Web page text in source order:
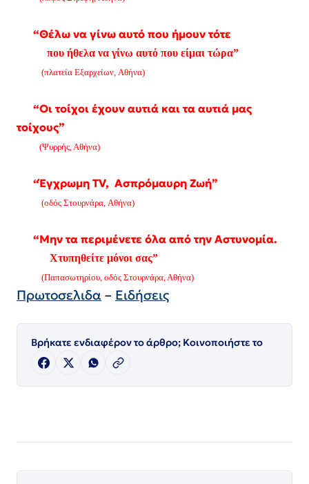
“Θέλω να γίνω αυτό που ήμουν τότε
που ήθελα να γίνω αυτό που είμαι τώρα”
(πλατεία Εξαρχείων, Αθήνα)
“Οι τοίχοι έχουν αυτιά και τα αυτιά μας
τοίχους”
(Ψυρρής, Αθήνα)
“Έγχρωμη TV, Ασπρόμαυρη Ζωή”
(οδός Στουρνάρα, Αθήνα)
“Μην τα περιμένετε όλα από την Αστυνομία.
Χτυπηθείτε μόνοι σας”
(Παπασωτηρίου, οδός Στουρνάρα, Αθήνα)
Πρωτοσελιδα – Ειδήσεις
Βρήκατε ενδιαφέρον το άρθρο; Κοινοποιήστε το